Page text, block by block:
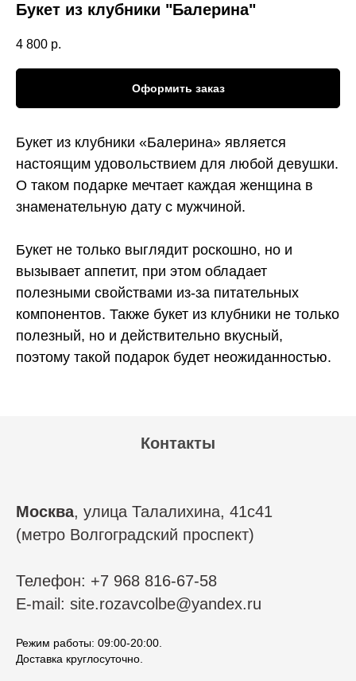
Букет из клубники "Балерина"
4 800 р.
Оформить заказ
Букет из клубники «Балерина» является
настоящим удовольствием для любой девушки.
О таком подарке мечтает каждая женщина в
знаменательную дату с мужчиной.
Букет не только выглядит роскошно, но и
вызывает аппетит, при этом обладает
полезными свойствами из-за питательных
компонентов. Также букет из клубники не только
полезный, но и действительно вкусный,
поэтому такой подарок будет неожиданностью.
Контакты
Москва, улица Талалихина, 41с41
(метро Волгоградский проспект)
Телефон: +7 968 816-67-58
E-mail: site.rozavcolbe@yandex.ru
Режим работы: 09:00-20:00.
Доставка круглосуточно.